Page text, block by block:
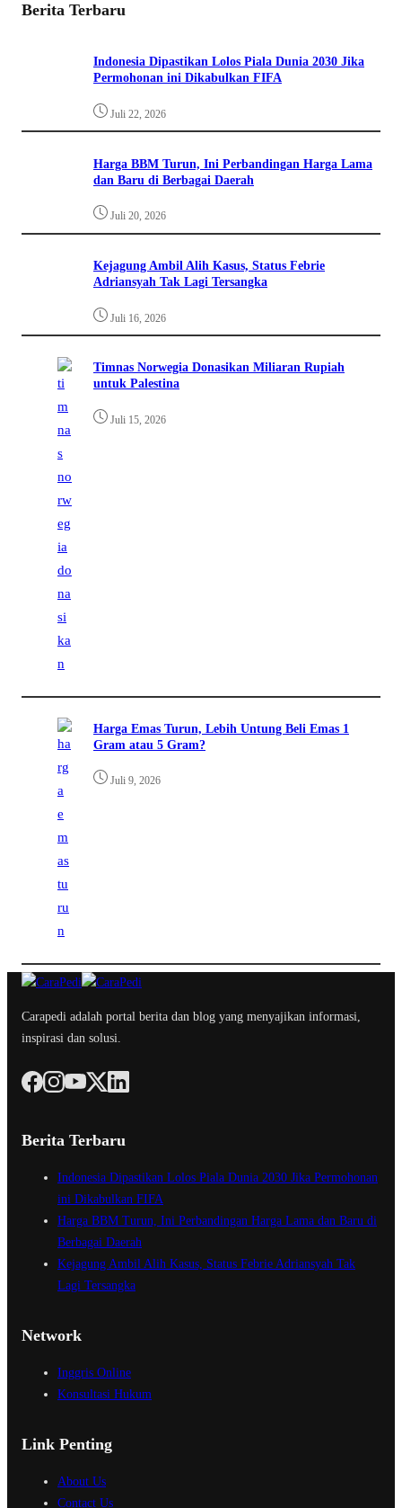
Berita Terbaru
Indonesia Dipastikan Lolos Piala Dunia 2030 Jika
Permohonan ini Dikabulkan FIFA
Juli 22, 2026
Harga BBM Turun, Ini Perbandingan Harga Lama
dan Baru di Berbagai Daerah
Juli 20, 2026
Kejagung Ambil Alih Kasus, Status Febrie
Adriansyah Tak Lagi Tersangka
Juli 16, 2026
Timnas Norwegia Donasikan Miliaran Rupiah
untuk Palestina
Juli 15, 2026
Harga Emas Turun, Lebih Untung Beli Emas 1
Gram atau 5 Gram?
Juli 9, 2026
Carapedi adalah portal berita dan blog yang menyajikan informasi,
inspirasi dan solusi.
Berita Terbaru
Indonesia Dipastikan Lolos Piala Dunia 2030 Jika Permohonan
ini Dikabulkan FIFA
Harga BBM Turun, Ini Perbandingan Harga Lama dan Baru di
Berbagai Daerah
Kejagung Ambil Alih Kasus, Status Febrie Adriansyah Tak
Lagi Tersangka
Network
Inggris Online
Konsultasi Hukum
Link Penting
About Us
Contact Us